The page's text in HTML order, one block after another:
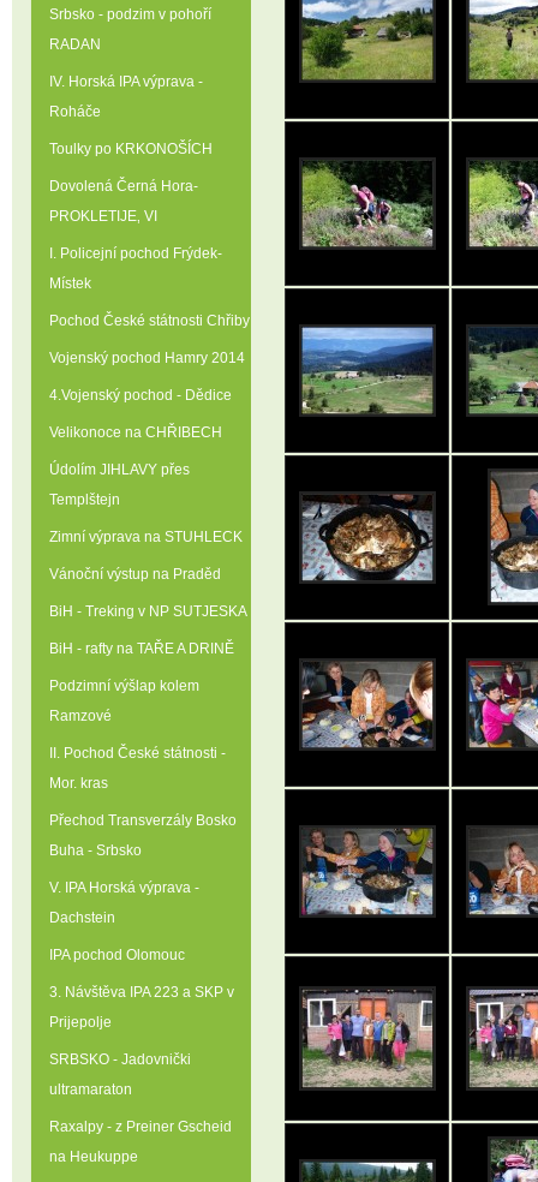
Srbsko - podzim v pohoří
RADAN
IV. Horská IPA výprava -
Roháče
Toulky po KRKONOŠÍCH
Dovolená Černá Hora-
PROKLETIJE‚ VI
I. Policejní pochod Frýdek-
Místek
Pochod České státnosti Chřiby
Vojenský pochod Hamry 2014
4.Vojenský pochod - Dědice
Velikonoce na CHŘIBECH
Údolím JIHLAVY přes
Templštejn
Zimní výprava na STUHLECK
Vánoční výstup na Praděd
BiH - Treking v NP SUTJESKA
BiH - rafty na TAŘE A DRINĚ
Podzimní výšlap kolem
Ramzové
II. Pochod České státnosti -
Mor. kras
Přechod Transverzály Bosko
Buha - Srbsko
V. IPA Horská výprava -
Dachstein
IPA pochod Olomouc
3. Návštěva IPA 223 a SKP v
Prijepolje
SRBSKO - Jadovnički
ultramaraton
Raxalpy - z Preiner Gscheid
na Heukuppe